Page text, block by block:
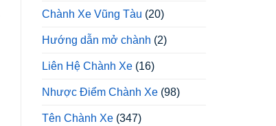
Chành Xe Vũng Tàu (20)
Hướng dẫn mở chành (2)
Liên Hệ Chành Xe (16)
Nhược Điểm Chành Xe (98)
Tên Chành Xe (347)